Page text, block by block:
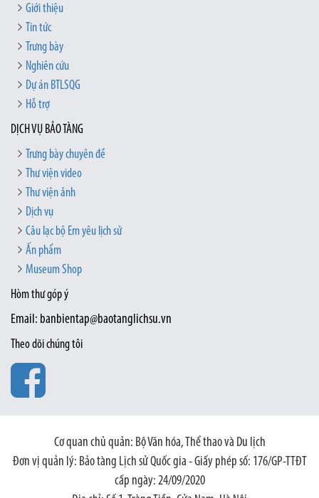
Giới thiệu
Tin tức
Trưng bày
Nghiên cứu
Dự án BTLSQG
Hỗ trợ
DỊCH VỤ BẢO TÀNG
Trưng bày chuyên đề
Thư viện video
Thư viện ảnh
Dịch vụ
Câu lạc bộ Em yêu lịch sử
Ấn phẩm
Museum Shop
Hòm thư góp ý
Email: banbientap@baotanglichsu.vn
Theo dõi chúng tôi
Cơ quan chủ quản: Bộ Văn hóa, Thể thao và Du lịch
Đơn vị quản lý: Bảo tàng Lịch sử Quốc gia - Giấy phép số: 176/GP-TTĐT
cấp ngày: 24/09/2020